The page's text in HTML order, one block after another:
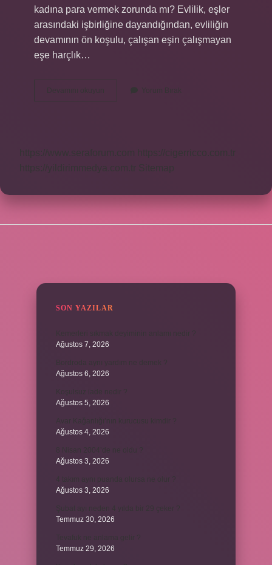
kadına para vermek zorunda mı? Evlilik, eşler
arasındaki işbirliğine dayandığından, evliliğin
devamının ön koşulu, çalışan eşin çalışmayan
eşe harçlık…
Devamını okuyun
Evi
Yorum Bırak
https://www.seraforum.com
https://cigerricco.com.tr
https://yildirimmedya.com.tr
Sitemap
SON YAZILAR
Ağustos 7, 2026
Ağustos 6, 2026
Ağustos 5, 2026
Ağustos 4, 2026
Ağustos 3, 2026
Ağustos 3, 2026
Temmuz 30, 2026
Temmuz 29, 2026